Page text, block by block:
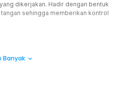
dikerjakan. Hadir dengan bentuk
sehingga memberikan kontrol
memoles, melubangi berbagai
Banyak